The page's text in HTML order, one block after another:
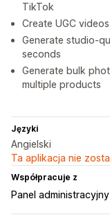
TikTok
Create UGC
Generate studio-
seconds
Generate bulk
multiple products
Języki
Angielski
Ta aplikacja nie
Współpracuje z
Panel